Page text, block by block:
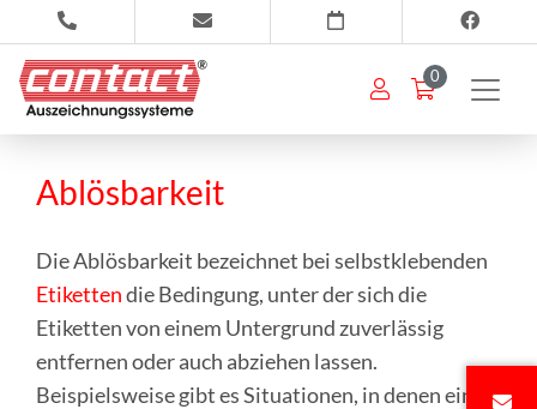
0
Ablösbarkeit
Die Ablösbarkeit bezeichnet bei selbstklebenden
Etikettendie Bedingung, unter der sich die
Etiketten von einem Untergrund zuverlässig
entfernen oder auch abziehen lassen.
Beispielsweise gibt es Situationen, in denen ein